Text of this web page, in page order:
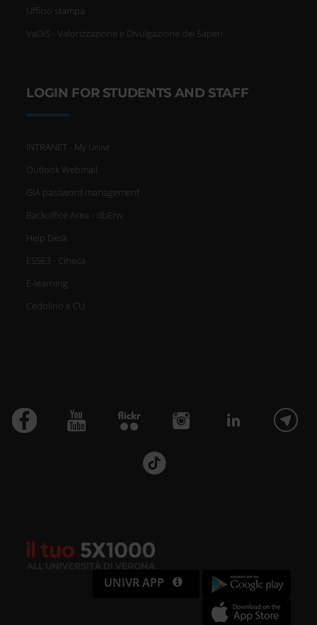
Ufficio stampa
VaDiS - Valorizzazione e Divulgazione dei Saperi
LOGIN FOR STUDENTS AND STAFF
INTRANET - My Univr
Outlook Webmail
GIA password management
Backoffice Area - dbErw
Help Desk
ESSE3 - Cineca
E-learning
Cedolino e CU
UNIVR APP